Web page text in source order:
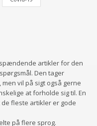
artikler for den
Den tager
vil på sigt også gerne
at forholde sig til. En
fleste artikler er gode
på flere sprog.